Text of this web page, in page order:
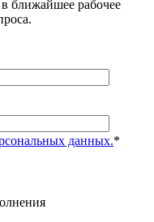
ближайшее рабочее
данных.*